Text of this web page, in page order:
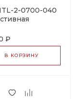
2-0700-040
₽
В КОРЗИНУ